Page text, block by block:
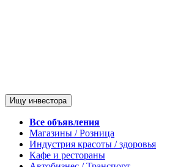
Ищу инвестора
Все объявления
Магазины / Розница
Индустрия красоты / здоровья
Кафе и рестораны